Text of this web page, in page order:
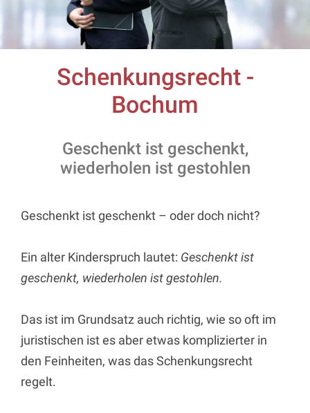
Schenkungsrecht -
Bochum
Geschenkt ist geschenkt,
wiederholen ist gestohlen
Geschenkt ist geschenkt – oder doch nicht?
Ein alter Kinderspruch lautet: Geschenkt ist
geschenkt, wiederholen ist gestohlen.
Das ist im Grundsatz auch richtig, wie so oft im
juristischen ist es aber etwas komplizierter in
den Feinheiten, was das Schenkungsrecht
regelt.